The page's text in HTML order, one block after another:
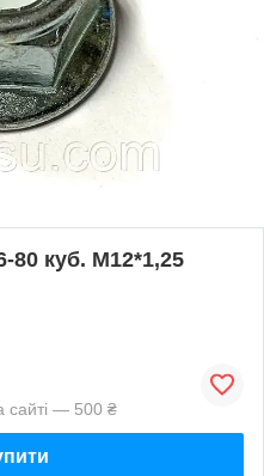
80 куб. М12*1,25
сайті — 500 ₴